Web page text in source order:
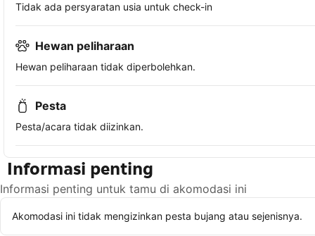
Tidak ada persyaratan usia untuk check-in
Hewan peliharaan
Hewan peliharaan tidak diperbolehkan.
Pesta
Pesta/acara tidak diizinkan.
Informasi penting
Informasi penting untuk tamu di akomodasi ini
Akomodasi ini tidak mengizinkan pesta bujang atau sejenisnya.